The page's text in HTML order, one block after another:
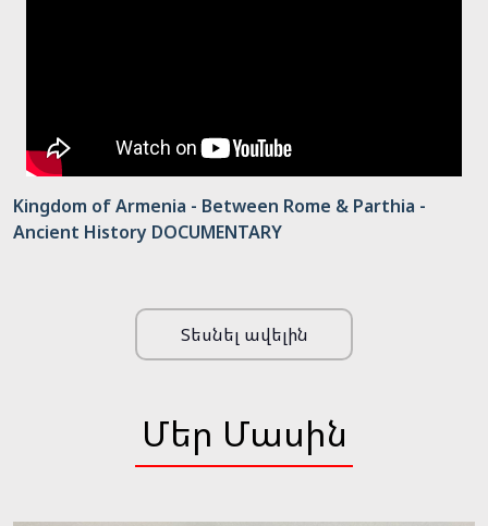
Kingdom of Armenia - Between Rome & Parthia -
Ancient History DOCUMENTARY
Տեսնել ավելին
Մեր Մասին